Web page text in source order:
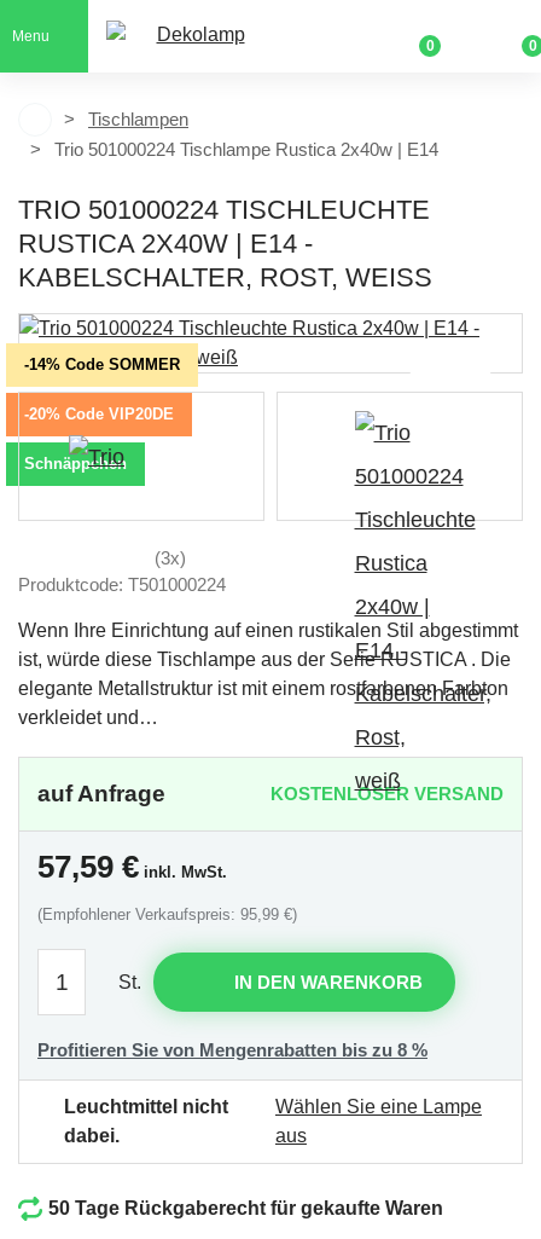
Menu
0 0
Tischlampen
Trio 501000224 Tischlampe Rustica 2x40w | E14
TRIO 501000224 TISCHLEUCHTE
RUSTICA 2X40W | E14 -
KABELSCHALTER, ROST, WEISS
-14% Code SOMMER
-20% Code VIP20DE
Schnäppchen
(3x)
Produktcode: T501000224
Wenn Ihre Einrichtung auf einen rustikalen Stil abgestimmt
ist, würde diese Tischlampe aus der Serie RUSTICA . Die
elegante Metallstruktur ist mit einem rostfarbenen Farbton
verkleidet und…
auf Anfrage KOSTENLOSER VERSAND
57,59 € inkl. MwSt.
(Empfohlener Verkaufspreis: 95,99 €)
St. IN DEN WARENKORB
Profitieren Sie von Mengenrabatten bis zu 8 %
Leuchtmittel nicht
dabei.
Wählen Sie eine Lampe
aus
50 Tage Rückgaberecht für gekaufte Waren